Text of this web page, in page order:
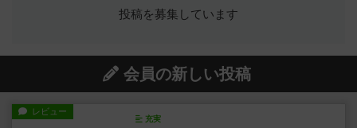
投稿を募集しています
会員の新しい投稿
レビュー
充実